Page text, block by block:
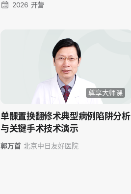
2026 开营
尊享大师课
单髁置换翻修术典型病例陷阱分析
与关键手术技术演示
郭万首 北京中日友好医院